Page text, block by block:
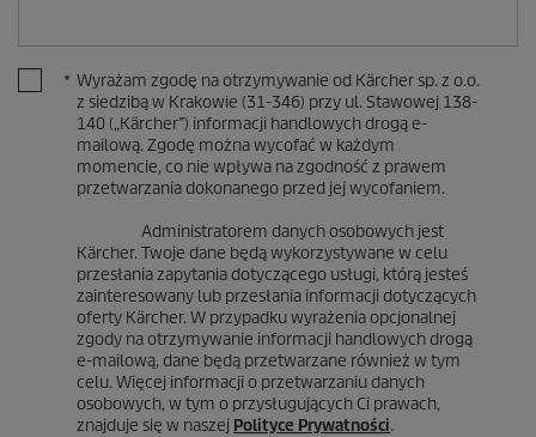
* Wyrażam zgodę na otrzymywanie od Kärcher sp. z o.o.
z siedzibą w Krakowie (31-346) przy ul. Stawowej 138-
140 („Kärcher”) informacji handlowych drogą e-
mailową. Zgodę można wycofać w każdym
momencie, co nie wpływa na zgodność z prawem
przetwarzania dokonanego przed jej wycofaniem.
Administratorem danych osobowych jest
Kärcher. Twoje dane będą wykorzystywane w celu
przesłania zapytania dotyczącego usługi, którą jesteś
zainteresowany lub przesłania informacji dotyczących
oferty Kärcher. W przypadku wyrażenia opcjonalnej
zgody na otrzymywanie informacji handlowych drogą
e-mailową, dane będą przetwarzane również w tym
celu. Więcej informacji o przetwarzaniu danych
osobowych, w tym o przysługujących Ci prawach,
znajduje się w naszej Polityce Prywatności.